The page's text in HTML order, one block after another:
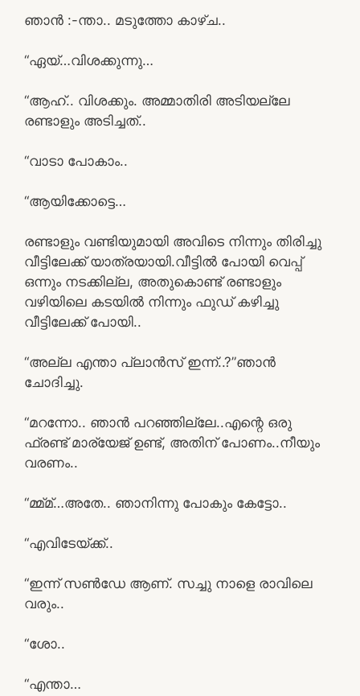
ഞാൻ :-ന്താ.. മടുത്തോ കാഴ്ച..
“ഏയ്…വിശക്കുന്നു…
“ആഹ്.. വിശക്കും. അമ്മാതിരി അടിയല്ലേ
രണ്ടാളും അടിച്ചത്..
“വാടാ പോകാം..
“ആയിക്കോട്ടെ…
രണ്ടാളും വണ്ടിയുമായി അവിടെ നിന്നും തിരിച്ചു
വീട്ടിലേക്ക് യാത്രയായി.വീട്ടിൽ പോയി വെപ്പ്
ഒന്നും നടക്കില്ല, അതുകൊണ്ട് രണ്ടാളും
വഴിയിലെ കടയിൽ നിന്നും ഫുഡ്‌ കഴിച്ചു
വീട്ടിലേക്ക് പോയി..
“അല്ല എന്താ പ്ലാൻസ് ഇന്ന്..?”ഞാൻ
ചോദിച്ചു.
“മറന്നോ.. ഞാൻ പറഞ്ഞില്ലേ..എന്റെ ഒരു
ഫ്രണ്ട് മാര്യേജ് ഉണ്ട്, അതിന് പോണം..നീയും
വരണം..
“മ്മ്മ്…അതേ.. ഞാനിന്നു പോകും കേട്ടോ..
“എവിടേയ്ക്ക്..
“ഇന്ന് സൺഡേ ആണ്. സച്ചു നാളെ രാവിലെ
വരും..
“ശോ..
“എന്താ…